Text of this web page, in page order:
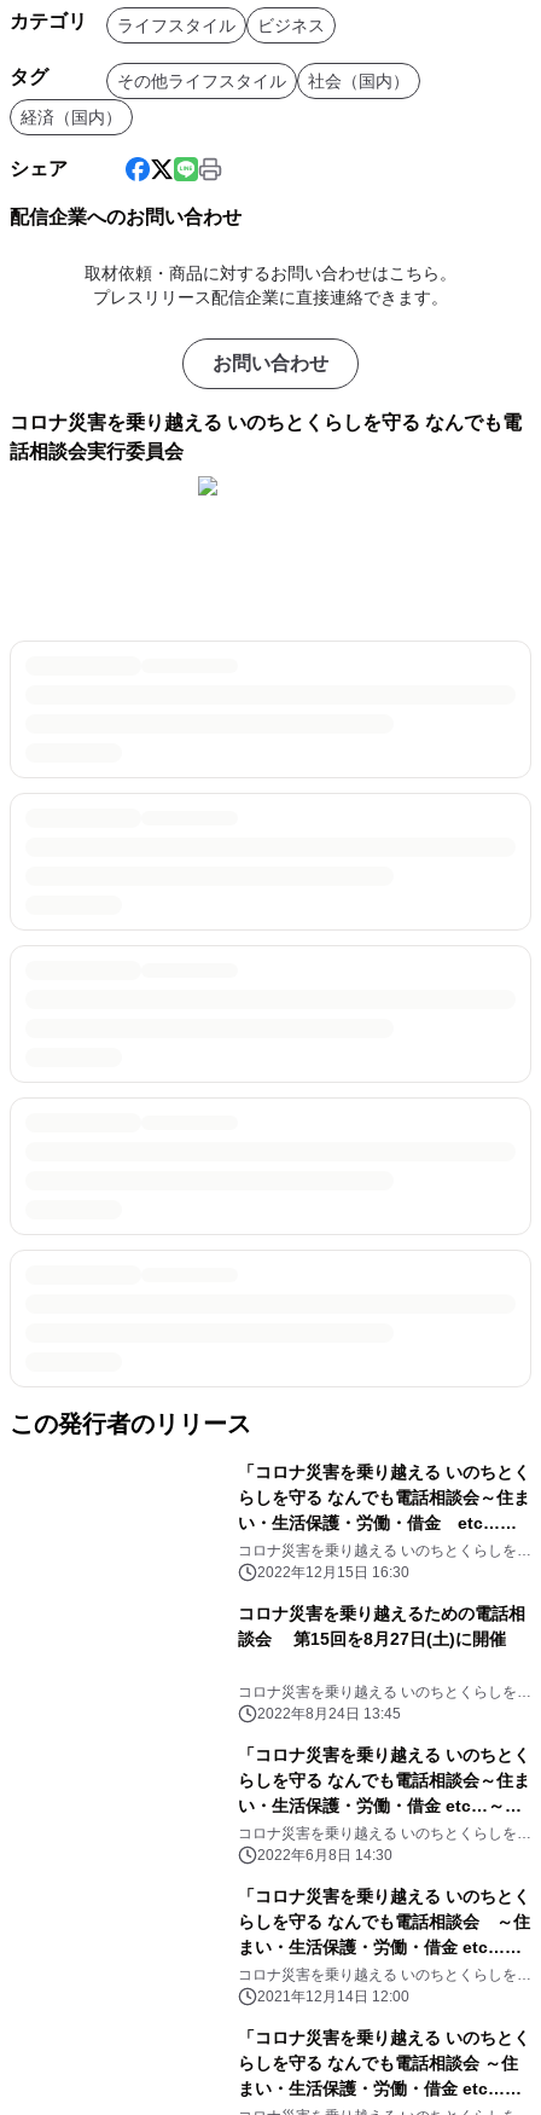
カテゴリ ライフスタイル ビジネス
タグ その他ライフスタイル
社会（国内）
経済（国内）
シェア
配信企業へのお問い合わせ
取材依頼・商品に対するお問い合わせはこちら。
プレスリリース配信企業に直接連絡できます。
お問い合わせ
コロナ災害を乗り越える いのちとくらしを守る なんでも電
話相談会実行委員会
この発行者のリリース
「コロナ災害を乗り越える いのちとく
らしを守る なんでも電話相談会～住ま
い・生活保護・労働・借金 etc…
～」 【第17弾(最終会)】実施のお知ら
せ
コロナ災害を乗り越える いのちとくらしを守
る なんでも電話相談会実行委員会
2022年12月15日 16:30
コロナ災害を乗り越えるための電話相
談会 第15回を8月27日(土)に開催
コロナ災害を乗り越える いのちとくらしを守
る なんでも電話相談会実行委員会
2022年8月24日 13:45
「コロナ災害を乗り越える いのちとく
らしを守る なんでも電話相談会～住ま
い・生活保護・労働・借金 etc…～」
【第14弾】実施のお知らせ
コロナ災害を乗り越える いのちとくらしを守
る なんでも電話相談会実行委員会
2022年6月8日 14:30
「コロナ災害を乗り越える いのちとく
らしを守る なんでも電話相談会 ～住
まい・生活保護・労働・借金 etc…
～」 【第11弾】実施のお知らせ
コロナ災害を乗り越える いのちとくらしを守
る なんでも電話相談会実行委員会
2021年12月14日 12:00
「コロナ災害を乗り越える いのちとく
らしを守る なんでも電話相談会 ～住
まい・生活保護・労働・借金 etc…